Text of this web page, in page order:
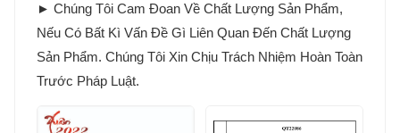
► Chúng Tôi Cam Đoan Về Chất Lượng Sản Phẩm,
Nếu Có Bất Kì Vấn Đề Gì Liên Quan Đến Chất Lượng
Sản Phẩm. Chúng Tôi Xin Chịu Trách Nhiệm Hoàn Toàn
Trước Pháp Luật.